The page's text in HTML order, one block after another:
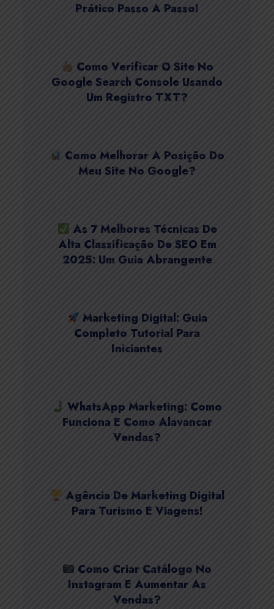
Prático Passo A Passo!
Como Verificar O Site No
Google Search Console Usando
Um Registro TXT?
Como Melhorar A Posição Do
Meu Site No Google?
As 7 Melhores Técnicas De
Alta Classificação De SEO Em
2025: Um Guia Abrangente
Marketing Digital: Guia
Completo Tutorial Para
Iniciantes
WhatsApp Marketing: Como
Funciona E Como Alavancar
Vendas?
Agência De Marketing Digital
Para Turismo E Viagens!
Como Criar Catálogo No
Instagram E Aumentar As
Vendas?